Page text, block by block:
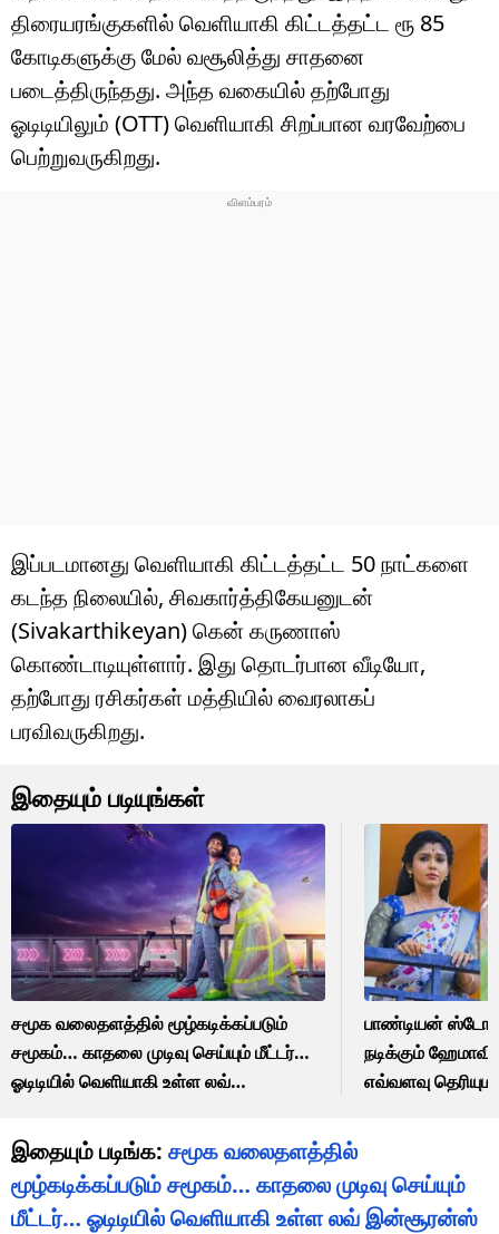
திரையரங்குகளில் வெளியாகி கிட்டத்தட்ட ரூ 85
கோடிகளுக்கு மேல் வசூலித்து சாதனை
படைத்திருந்தது. அந்த வகையில் தற்போது
ஓடிடியிலும் (OTT) வெளியாகி சிறப்பான வரவேற்பை
பெற்றுவருகிறது.
இப்படமானது வெளியாகி கிட்டத்தட்ட 50 நாட்களை
கடந்த நிலையில், சிவகார்த்திகேயனுடன்
(Sivakarthikeyan) கென் கருணாஸ்
கொண்டாடியுள்ளார். இது தொடர்பான வீடியோ,
தற்போது ரசிகர்கள் மத்தியில் வைரலாகப்
பரவிவருகிறது.
இதையும் படியுங்கள்
சமூக வலைதளத்தில் மூழ்கடிக்கப்படும்
சமூகம்… காதலை முடிவு செய்யும் மீட்டர்…
ஓடிடியில் வெளியாகி உள்ள லவ்
இதோ
பாண்டியன்
நடிக்கும்
எவ்வளவு
இதையும் படிங்க: சமூக வலைதளத்தில்
மூழ்கடிக்கப்படும் சமூகம்… காதலை முடிவு செய்யும்
மீட்டர்… ஓடிடியில் வெளியாகி உள்ள லவ் இன்சூரன்ஸ்